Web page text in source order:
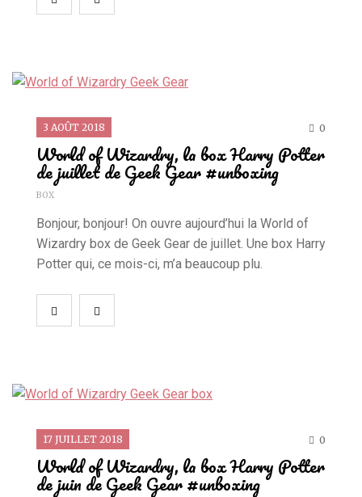
3 AOÛT 2018 0
World of Wizardry, la box Harry Potter
de juillet de Geek Gear #unboxing
BOX
Bonjour, bonjour! On ouvre aujourd’hui la World of
Wizardry box de Geek Gear de juillet. Une box Harry
Potter qui, ce mois-ci, m’a beaucoup plu.
17 JUILLET 2018 0
World of Wizardry, la box Harry Potter
de juin de Geek Gear #unboxing